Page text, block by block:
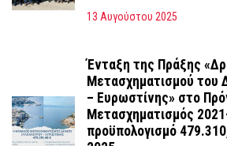
13 Αυγούστου 2025
Ένταξη της Πράξης
Μετασχηματισμού του
– Ευρωστίνης» στο
Μετασχηματισμός
προϋπολογισμό